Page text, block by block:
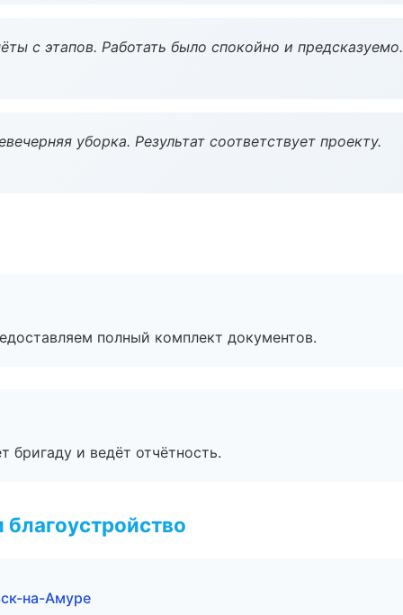
с этапов. Работать было спокойно и предсказуемо.
уборка. Результат соответствует проекту.
полный комплект документов.
бригаду и ведёт отчётность.
на-Амуре